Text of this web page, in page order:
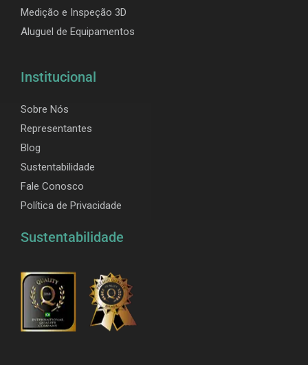
Medição e Inspeção 3D
Aluguel de Equipamentos
Institucional
Sobre Nós
Representantes
Blog
Sustentabilidade
Fale Conosco
Política de Privacidade
Sustentabilidade